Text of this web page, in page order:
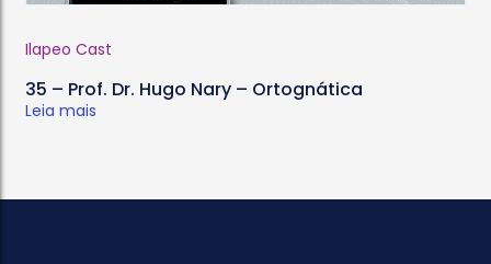
Ilapeo Cast
35 – Prof. Dr. Hugo Nary – Ortognática
Leia mais